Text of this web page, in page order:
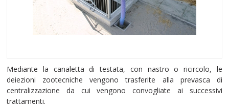
Mediante la canaletta di testata, con nastro o ricircolo, le
deiezioni zootecniche vengono trasferite alla prevasca di
centralizzazione da cui vengono convogliate ai successivi
trattamenti.